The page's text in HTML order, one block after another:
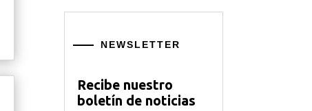
NEWSLETTER
Recibe nuestro
boletín de noticias